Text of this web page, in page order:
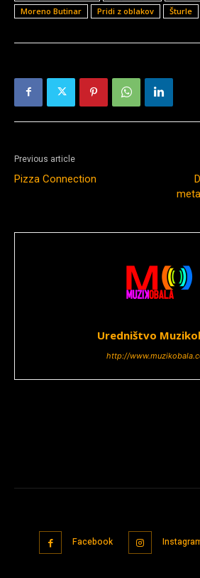
Moreno Butinar
Pridi z oblakov Šturle
Previous article
Pizza Connection
Uredništvo
http://
Facebook